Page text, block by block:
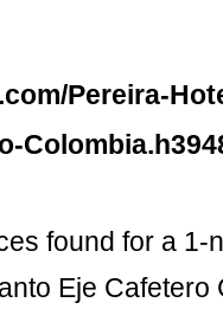
Pereira-
found for a 1-
Eje Cafetero